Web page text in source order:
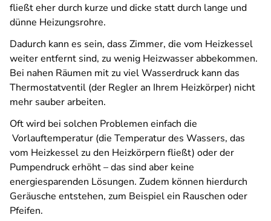
fließt eher durch kurze und dicke statt durch lange und
dünne Heizungsrohre.
Dadurch kann es sein, dass Zimmer, die vom Heizkessel
weiter entfernt sind, zu wenig Heizwasser abbekommen.
Bei nahen Räumen mit zu viel Wasserdruck kann das
Thermostatventil (der Regler an Ihrem Heizkörper) nicht
mehr sauber arbeiten.
Oft wird bei solchen Problemen einfach die
Vorlauftemperatur (die Temperatur des Wassers, das
vom Heizkessel zu den Heizkörpern fließt) oder der
Pumpendruck erhöht – das sind aber keine
energiesparenden Lösungen. Zudem können hierdurch
Geräusche entstehen, zum Beispiel ein Rauschen oder
Pfeifen.